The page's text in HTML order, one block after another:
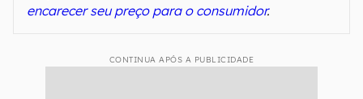
encarecer seu preço para o consumidor.
CONTINUA APÓS A PUBLICIDADE